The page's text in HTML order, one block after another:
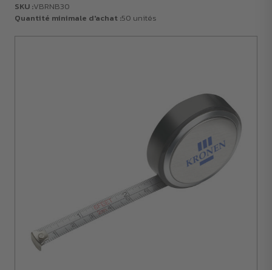
SKU :VBRNB30
Quantité minimale d'achat :50 unités